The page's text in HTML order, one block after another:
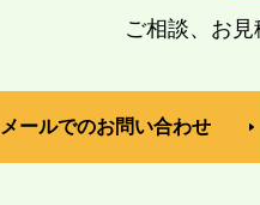
ご相談、お見
メールでのお問い合わせ